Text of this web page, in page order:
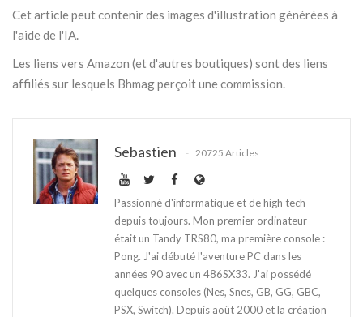
Cet article peut contenir des images d'illustration générées à
l'aide de l'IA.
Les liens vers Amazon (et d'autres boutiques) sont des liens
affiliés sur lesquels Bhmag perçoit une commission.
Sebastien 20725 Articles
Passionné d'informatique et de high tech
depuis toujours. Mon premier ordinateur
était un Tandy TRS80, ma première console :
Pong. J'ai débuté l'aventure PC dans les
années 90 avec un 486SX33. J'ai possédé
quelques consoles (Nes, Snes, GB, GG, GBC,
PSX, Switch). Depuis août 2000 et la création